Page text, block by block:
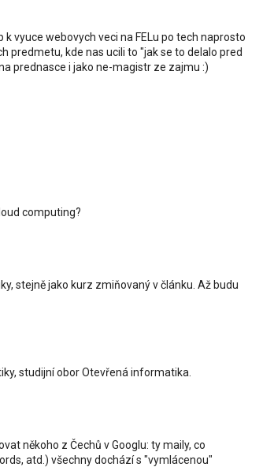
vyuce webovych veci na FELu po tech naprosto
predmetu, kde nas ucili to "jak se to delalo pred
prednasce i jako ne-magistr ze zajmu :)
computing?
stejně jako kurz zmiňovaný v článku. Až budu
studijní obor Otevřená informatika.
někoho z Čechů v Googlu: ty maily, co
atd.) všechny dochází s "vymlácenou"